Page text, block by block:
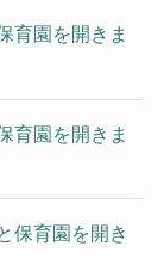
育園を開きま
育園を開きま
保育園を開き